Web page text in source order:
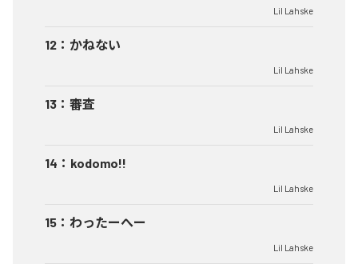
Lil Lahske
12 ： かねない
Lil Lahske
13 ： 審査
Lil Lahske
14 ： kodomo!!
Lil Lahske
15 ： わったーへー
Lil Lahske